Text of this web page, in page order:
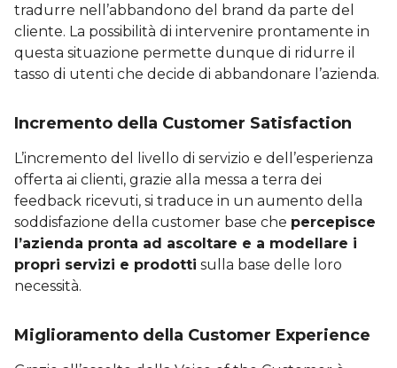
tradurre nell’abbandono del brand da parte del
cliente. La possibilità di intervenire prontamente in
questa situazione permette dunque di ridurre il
tasso di utenti che decide di abbandonare l’azienda.
Incremento della Customer Satisfaction
L’incremento del livello di servizio e dell’esperienza
offerta ai clienti, grazie alla messa a terra dei
feedback ricevuti, si traduce in un aumento della
soddisfazione della customer base che percepisce
l’azienda pronta ad ascoltare e a modellare i
propri servizi e prodotti sulla base delle loro
necessità.
Miglioramento della Customer Experience